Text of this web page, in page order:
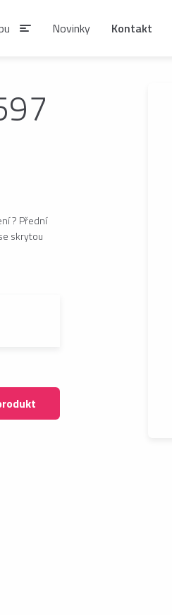
? Přední
skrytou
Novinky Kontakt